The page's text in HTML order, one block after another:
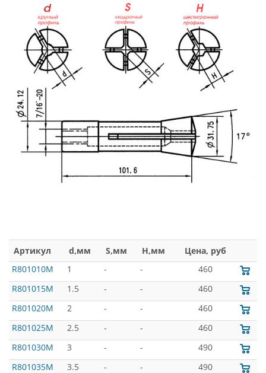
Артикул d,мм S,мм H,мм
Цена, руб
R801010M
1 - -
460
R801015M
1.5 - -
460
R801020M
2 - -
460
R801025M
2.5 - -
460
R801030M
3 - -
490
R801035M
3.5 - -
490